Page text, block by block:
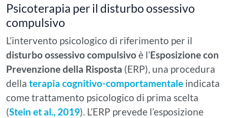
Psicoterapia per il disturbo ossessivo
compulsivo
L’intervento psicologico di riferimento per il
disturbo ossessivo compulsivoè l’Esposizione con
Prevenzione della Risposta (ERP), una procedura
della terapia cognitivo-comportamentale indicata
come trattamento psicologico di prima scelta
(Stein et al., 2019). L’ERP prevede l’esposizione